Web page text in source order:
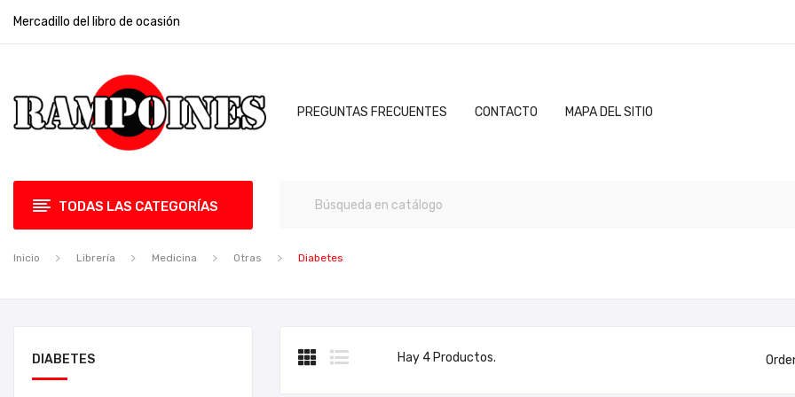
Mercadillo del libro de ocasión
PREGUNTAS FRECUENTES CONTACTO MAPA DEL SITIO
TODAS LAS CATEGORÍAS
Inicio Librería Medicina Otras Diabetes
DIABETES Hay 4 Productos.